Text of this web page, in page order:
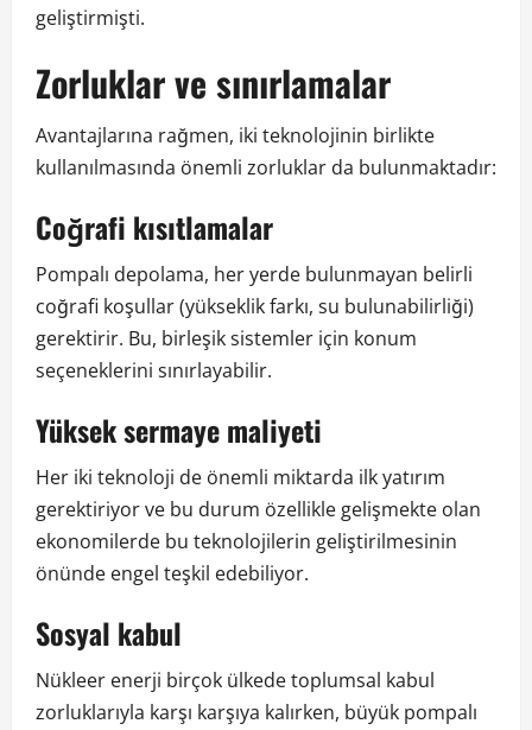
geliştirmişti.
Zorluklar ve sınırlamalar
Avantajlarına rağmen, iki teknolojinin birlikte
kullanılmasında önemli zorluklar da bulunmaktadır:
Coğrafi kısıtlamalar
Pompalı depolama, her yerde bulunmayan belirli
coğrafi koşullar (yükseklik farkı, su bulunabilirliği)
gerektirir. Bu, birleşik sistemler için konum
seçeneklerini sınırlayabilir.
Yüksek sermaye maliyeti
Her iki teknoloji de önemli miktarda ilk yatırım
gerektiriyor ve bu durum özellikle gelişmekte olan
ekonomilerde bu teknolojilerin geliştirilmesinin
önünde engel teşkil edebiliyor.
Sosyal kabul
Nükleer enerji birçok ülkede toplumsal kabul
zorluklarıyla karşı karşıya kalırken, büyük pompalı